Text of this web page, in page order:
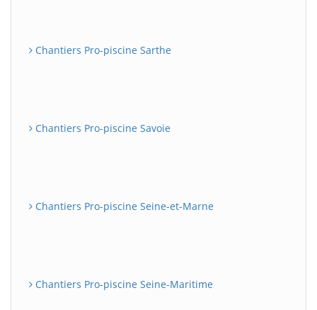
Chantiers Pro-piscine Sarthe
Chantiers Pro-piscine Savoie
Chantiers Pro-piscine Seine-et-Marne
Chantiers Pro-piscine Seine-Maritime